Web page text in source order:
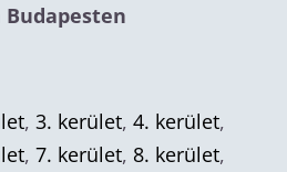
, 3. kerület, 4. kerület,
, 7. kerület, 8. kerület,